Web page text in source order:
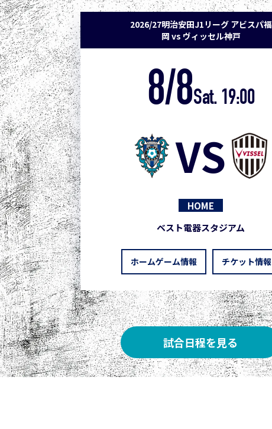
2026/27明治安田J1リーグ アビスパ福
岡 vs ヴィッセル神戸
8/8Sat. 19:00
VS
HOME
ベスト電器スタジアム
ホームゲーム情報 チケット情報
試合日程を見る